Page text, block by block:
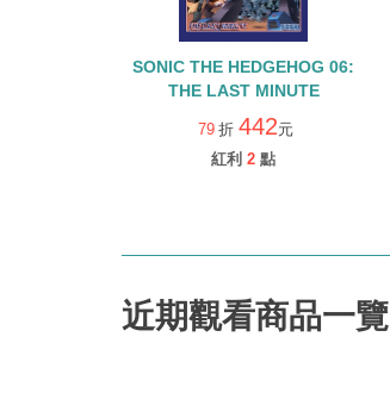
SONIC THE HEDGEHOG 06:
THE LAST MINUTE
79 折 442元
紅利 2 點
近期觀看商品一覽